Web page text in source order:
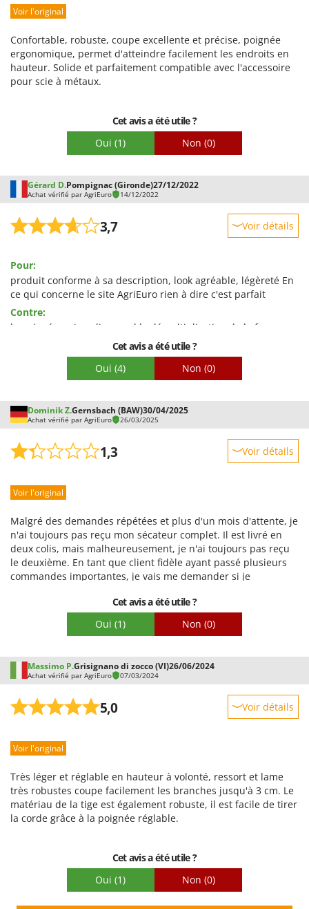
Y
Z
Zanon
Zephir
Zodiac
Prestations
Qualité / Prix
Facilité de montage
Voir l'original
Confortable, robuste, coupe excellente et précise, poignée
ergonomique, permet d'atteindre facilement les endroits en
hauteur. Solide et parfaitement compatible avec l'accessoire
pour scie à métaux.
Cet avis a été utile ?
Oui (1) Non (0)
Gérard D.Pompignac (Gironde)27/12/2022
Achat vérifié par AgriEuro 14/12/2022
3,7 Voir détails
Prestations
Facilité d'utilisation
Qualité / Prix
Facilité de montage
Pour:
produit conforme à sa description, look agréable, légèreté En
ce qui concerne le site AgriEuro rien à dire c'est parfait
Contre:
la poignée qui coulisse mal la démultiplication de la force
insuffisante, mais bon il faudra s'y faire. Dommage pour un
produit à ce prix élévé j'ai un doute sur la longévité ! trop de
Cet avis a été utile ?
Oui (4) Non (0)
Dominik Z.Gernsbach (BAW)30/04/2025
Achat vérifié par AgriEuro 26/03/2025
1,3 Voir détails
Prestations
Qualité / Prix
Facilité de montage
Emballage
Voir l'original
Malgré des demandes répétées et plus d'un mois d'attente, je
n'ai toujours pas reçu mon sécateur complet. Il est livré en
deux colis, mais malheureusement, je n'ai toujours pas reçu
le deuxième. En tant que client fidèle ayant passé plusieurs
commandes importantes, je vais me demander si je
de problème, comme une livraison incomplète, la hotline
Agrieuro se cache et tente d'attendre. Quel dommage !
Cet avis a été utile ?
Oui (1) Non (0)
Massimo P.Grisignano di zocco (VI)26/06/2024
Achat vérifié par AgriEuro 07/03/2024
5,0 Voir détails
Prestations
Qualité / Prix
Facilité de montage
Voir l'original
Très léger et réglable en hauteur à volonté, ressort et lame
très robustes coupe facilement les branches jusqu'à 3 cm. Le
matériau de la tige est également robuste, il est facile de tirer
la corde grâce à la poignée réglable.
Cet avis a été utile ?
Oui (1) Non (0)